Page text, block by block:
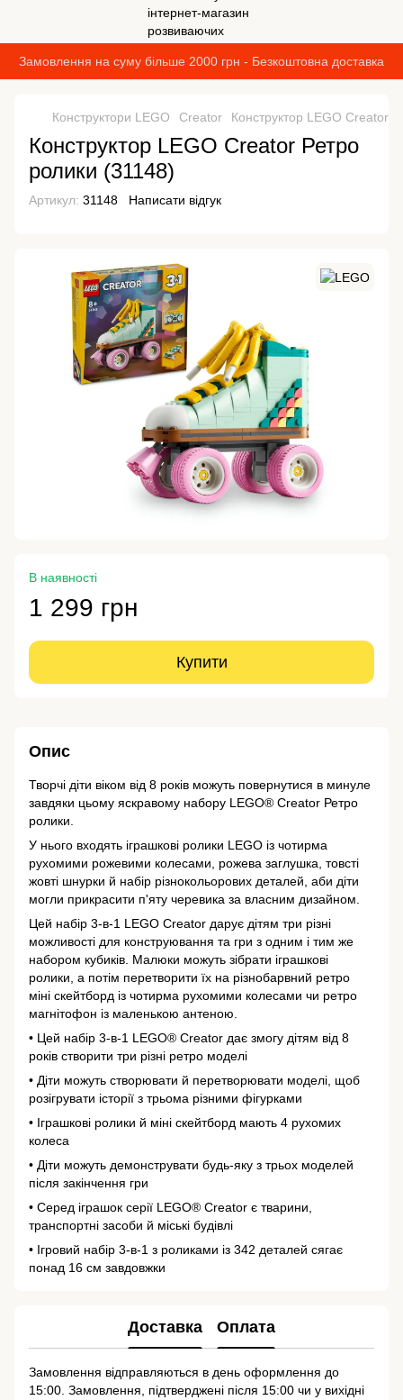
Замовлення на суму більше 2000 грн - Безкоштовна доставка
Конструктори LEGO Creator Конструктор LEGO Creator
Конструктор LEGO Creator Ретро
ролики (31148)
Артикул: 31148 Написати відгук
В наявності
1 299 грн
Купити
Опис
Творчі діти віком від 8 років можуть повернутися в минуле
завдяки цьому яскравому набору LEGO® Creator Ретро
ролики.
У нього входять іграшкові ролики LEGO із чотирма
рухомими рожевими колесами, рожева заглушка, товсті
жовті шнурки й набір різнокольорових деталей, аби діти
могли прикрасити п'яту черевика за власним дизайном.
Цей набір 3-в-1 LEGO Creator дарує дітям три різні
можливості для конструювання та гри з одним і тим же
набором кубиків. Малюки можуть зібрати іграшкові
ролики, а потім перетворити їх на різнобарвний ретро
міні скейтборд із чотирма рухомими колесами чи ретро
магнітофон із маленькою антеною.
• Цей набір 3-в-1 LEGO® Creator дає змогу дітям від 8
років створити три різні ретро моделі
• Діти можуть створювати й перетворювати моделі, щоб
розігрувати історії з трьома різними фігурками
• Іграшкові ролики й міні скейтборд мають 4 рухомих
колеса
• Діти можуть демонструвати будь-яку з трьох моделей
після закінчення гри
• Серед іграшок серії LEGO® Creator є тварини,
транспортні засоби й міські будівлі
• Ігровий набір 3-в-1 з роликами із 342 деталей сягає
понад 16 см завдовжки
Доставка Оплата
Замовлення відправляються в день оформлення до
15:00. Замовлення, підтверджені після 15:00 чи у вихідні